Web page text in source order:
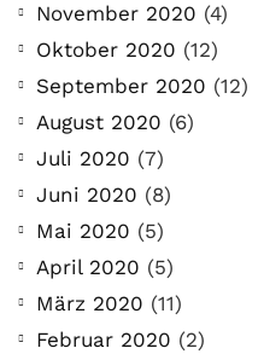
November 2020 (4)
Oktober 2020 (12)
September 2020 (12)
August 2020 (6)
Juli 2020 (7)
Juni 2020 (8)
Mai 2020 (5)
April 2020 (5)
März 2020 (11)
Februar 2020 (2)